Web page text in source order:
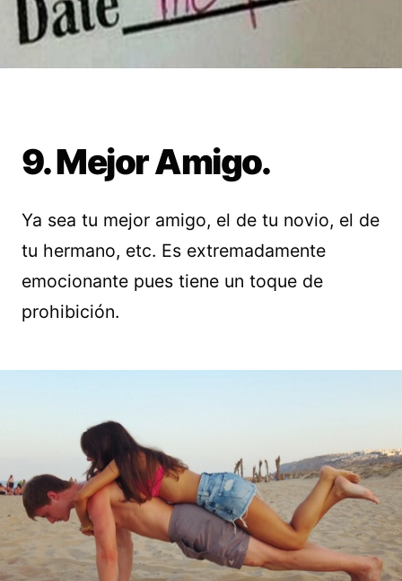
9. Mejor Amigo.
Ya sea tu mejor amigo, el de tu novio, el de
tu hermano, etc. Es extremadamente
emocionante pues tiene un toque de
prohibición.